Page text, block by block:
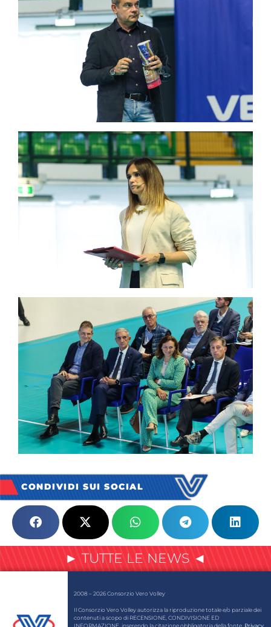
CONDIVIDI SUI SOCIAL
► TUTTE LE NEWS ◄
2008 – 2026 Consorzio Vero Volley
Il Consorzio Vero Volley autorizza la riproduzione totale e/o parziale dei
contenuti a scopo di RECENSIONE, CONDIVISIONE ED
INFORMAZIONE, inserendo la citazione obbligatoria della fonte. Privacy